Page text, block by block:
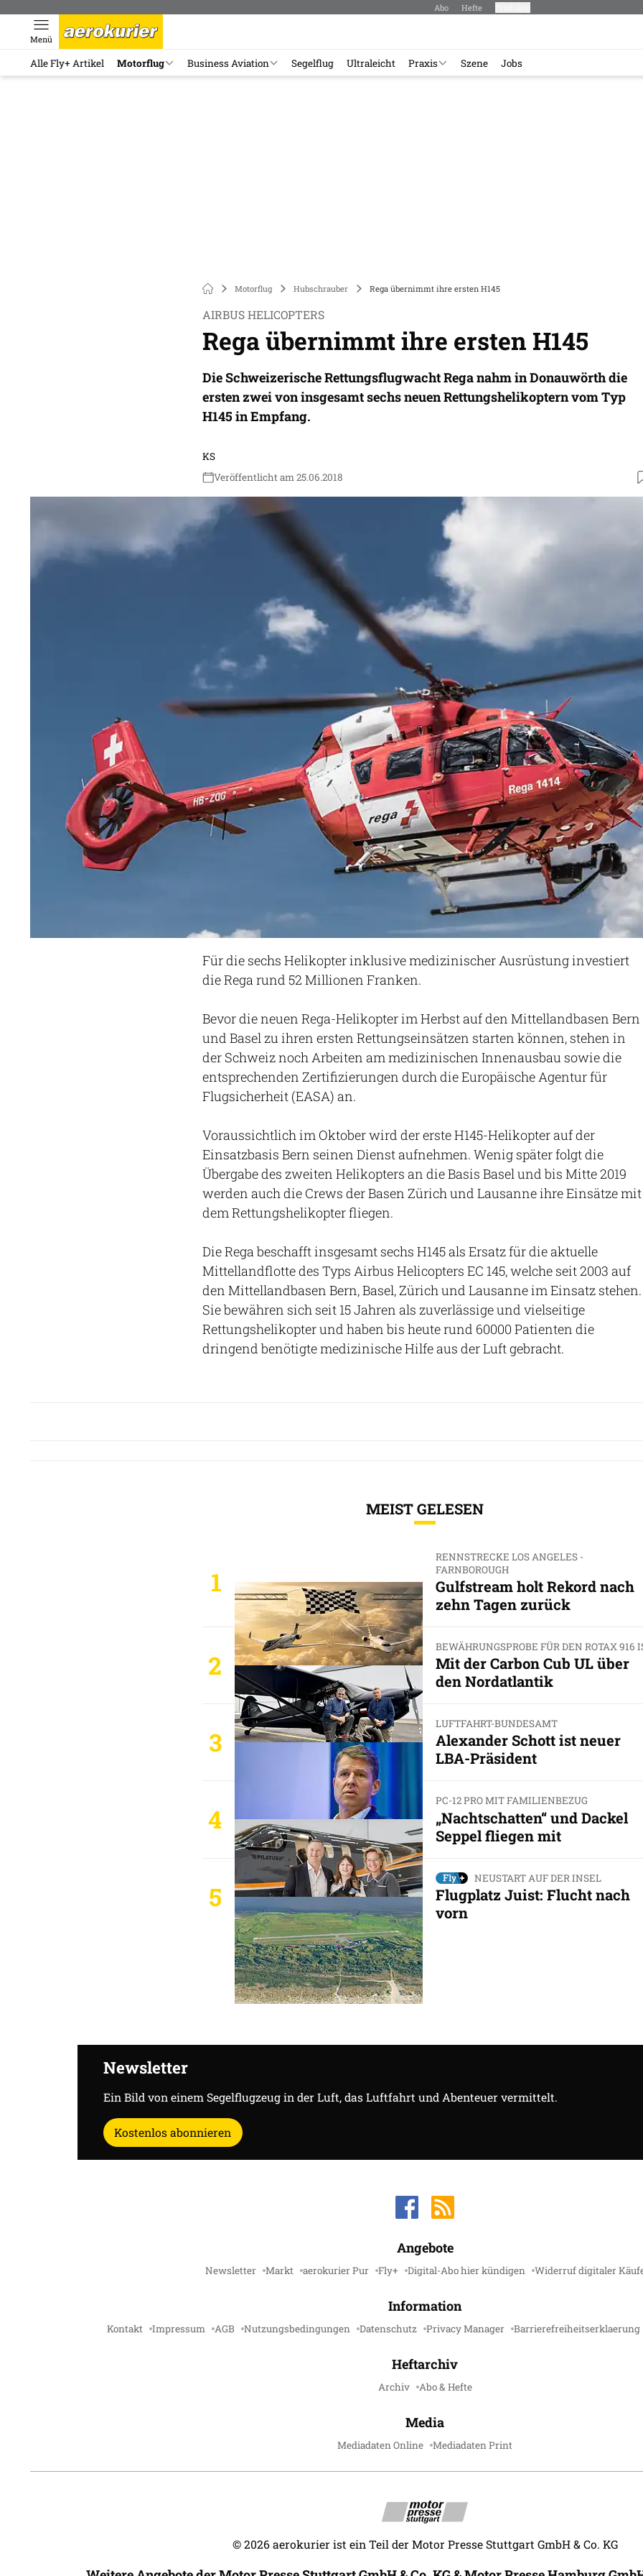
Abo Hefte
Menü
Alle Fly+ Artikel Motorflug Business Aviation Segelflug Ultraleicht Praxis Szene Jobs
Motorflug Hubschrauber Rega übernimmt ihre ersten H145
AIRBUS HELICOPTERS
Rega übernimmt ihre ersten H145
Die Schweizerische Rettungsflugwacht Rega nahm in Donauwörth die
ersten zwei von insgesamt sechs neuen Rettungshelikoptern vom Typ
H145 in Empfang.
KS
Veröffentlicht am 25.06.2018
Für die sechs Helikopter inklusive medizinischer Ausrüstung investiert
die Rega rund 52 Millionen Franken.
Bevor die neuen Rega-Helikopter im Herbst auf den Mittellandbasen Bern
und Basel zu ihren ersten Rettungseinsätzen starten können, stehen in
der Schweiz noch Arbeiten am medizinischen Innenausbau sowie die
entsprechenden Zertifizierungen durch die Europäische Agentur für
Flugsicherheit (EASA) an.
Voraussichtlich im Oktober wird der erste H145-Helikopter auf der
Einsatzbasis Bern seinen Dienst aufnehmen. Wenig später folgt die
Übergabe des zweiten Helikopters an die Basis Basel und bis Mitte 2019
werden auch die Crews der Basen Zürich und Lausanne ihre Einsätze mit
dem Rettungshelikopter fliegen.
Die Rega beschafft insgesamt sechs H145 als Ersatz für die aktuelle
Mittellandflotte des Typs Airbus Helicopters EC 145, welche seit 2003 auf
den Mittellandbasen Bern, Basel, Zürich und Lausanne im Einsatz stehen.
Sie bewähren sich seit 15 Jahren als zuverlässige und vielseitige
Rettungshelikopter und haben bis heute rund 60000 Patienten die
dringend benötigte medizinische Hilfe aus der Luft gebracht.
MEIST GELESEN
1
RENNSTRECKE LOS ANGELES -
FARNBOROUGH
Gulfstream holt Rekord nach
zehn Tagen zurück
2
BEWÄHRUNGSPROBE FÜR DEN ROTAX 916
Mit der Carbon Cub UL über
den Nordatlantik
3
LUFTFAHRT-BUNDESAMT
Alexander Schott ist neuer
LBA-Präsident
4
PC-12 PRO MIT FAMILIENBEZUG
„Nachtschatten“ und Dackel
Seppel fliegen mit
5
NEUSTART AUF DER INSEL
Flugplatz Juist: Flucht nach
vorn
Newsletter
Ein Bild von einem Segelflugzeug in der Luft, das Luftfahrt und Abenteuer vermittelt.
Kostenlos abonnieren
Angebote
Newsletter Markt aerokurier Pur Fly+ Digital-Abo hier kündigen Widerruf digitaler
Information
Kontakt Impressum AGB Nutzungsbedingungen Datenschutz Privacy Manager Barrierefreiheitserklaerung
Heftarchiv
Archiv Abo & Hefte
Media
Mediadaten Online Mediadaten Print
©2026 aerokurier ist ein Teil der Motor Presse Stuttgart GmbH & Co. KG